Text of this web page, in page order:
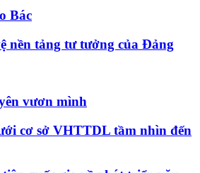
Bác
nền tảng tư tưởng của Đảng
vươn mình
cơ sở VHTTDL tầm nhìn đến